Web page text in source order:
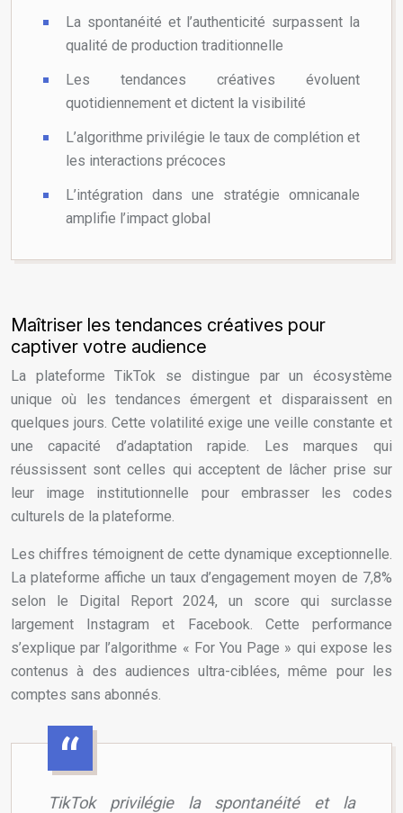
La spontanéité et l’authenticité surpassent la
qualité de production traditionnelle
Les tendances créatives évoluent
quotidiennement et dictent la visibilité
L’algorithme privilégie le taux de complétion et
les interactions précoces
L’intégration dans une stratégie omnicanale
amplifie l’impact global
Maîtriser les tendances créatives pour
captiver votre audience
La plateforme TikTok se distingue par un écosystème
unique où les tendances émergent et disparaissent en
quelques jours. Cette volatilité exige une veille constante et
une capacité d’adaptation rapide. Les marques qui
réussissent sont celles qui acceptent de lâcher prise sur
leur image institutionnelle pour embrasser les codes
culturels de la plateforme.
Les chiffres témoignent de cette dynamique exceptionnelle.
La plateforme affiche un taux d’engagement moyen de 7,8%
selon le Digital Report 2024, un score qui surclasse
largement Instagram et Facebook. Cette performance
s’explique par l’algorithme « For You Page » qui expose les
contenus à des audiences ultra-ciblées, même pour les
comptes sans abonnés.
TikTok privilégie la spontanéité et la